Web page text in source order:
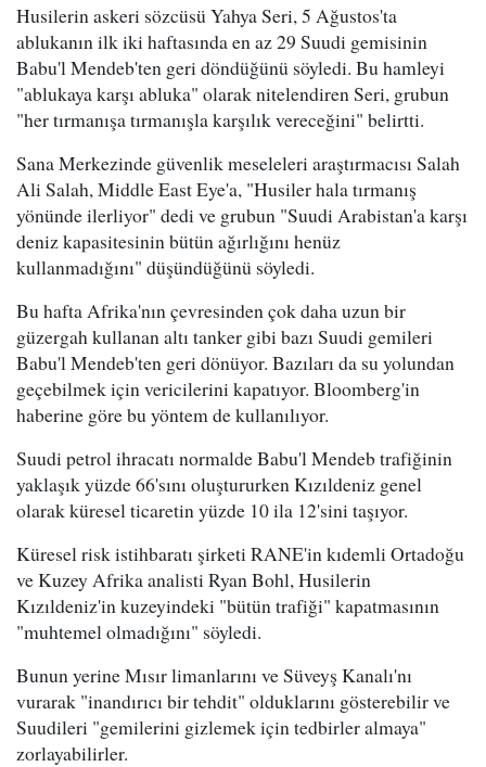
Husilerin askeri sözcüsü Yahya Seri, 5 Ağustos'ta
ablukanın ilk iki haftasında en az 29 Suudi gemisinin
Babu'l Mendeb'ten geri döndüğünü söyledi. Bu hamleyi
"ablukaya karşı abluka" olarak nitelendiren Seri, grubun
"her tırmanışa tırmanışla karşılık vereceğini" belirtti.
Sana Merkezinde güvenlik meseleleri araştırmacısı Salah
Ali Salah, Middle East Eye'a, "Husiler hala tırmanış
yönünde ilerliyor" dedi ve grubun "Suudi Arabistan'a karşı
deniz kapasitesinin bütün ağırlığını henüz
kullanmadığını" düşündüğünü söyledi.
Bu hafta Afrika'nın çevresinden çok daha uzun bir
güzergah kullanan altı tanker gibi bazı Suudi gemileri
Babu'l Mendeb'ten geri dönüyor. Bazıları da su yolundan
geçebilmek için vericilerini kapatıyor. Bloomberg'in
haberine göre bu yöntem de kullanılıyor.
Suudi petrol ihracatı normalde Babu'l Mendeb trafiğinin
yaklaşık yüzde 66'sını oluştururken Kızıldeniz genel
olarak küresel ticaretin yüzde 10 ila 12'sini taşıyor.
Küresel risk istihbaratı şirketi RANE'in kıdemli Ortadoğu
ve Kuzey Afrika analisti Ryan Bohl, Husilerin
Kızıldeniz'in kuzeyindeki "bütün trafiği" kapatmasının
"muhtemel olmadığını" söyledi.
Bunun yerine Mısır limanlarını ve Süveyş Kanalı'nı
vurarak "inandırıcı bir tehdit" olduklarını gösterebilir ve
Suudileri "gemilerini gizlemek için tedbirler almaya"
zorlayabilirler.